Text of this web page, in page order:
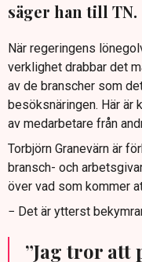
säger han till TN.
När regeringens
verklighet drabbar det
av de branscher som
besöksnäringen. Här är
av medarbetare från
Torbjörn Granevärn är
bransch- och
över vad som kommer
− Det är ytterst
”Jag tror